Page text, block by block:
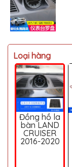
SUZUKI
PORSCHE
MG
AUDI
MINI
COOPER
PEUGEOT
VINFAST
Loại hàng
Đồng hồ la
bàn LAND
CRUISER
2016-2020